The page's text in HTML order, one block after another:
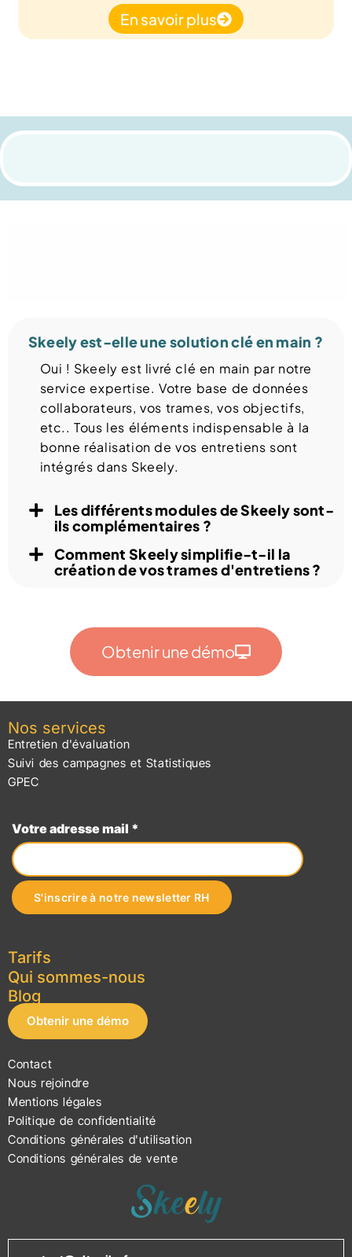
En savoir plus
Skeely est-elle une solution clé en main ?
Oui ! Skeely est livré clé en main par notre
service expertise. Votre base de données
collaborateurs, vos trames, vos objectifs,
etc.. Tous les éléments indispensable à la
bonne réalisation de vos entretiens sont
intégrés dans Skeely.
Les différents modules de Skeely sont-
ils complémentaires ?
Comment Skeely simplifie-t-il la
création de vos trames d'entretiens ?
Obtenir une démo
Nos services
Entretien d'évaluation
Suivi des campagnes et Statistiques
GPEC
Votre adresse mail *
Tarifs
Qui sommes-nous
Blog
Obtenir une démo
Contact
Nous rejoindre
Mentions légales
Politique de confidentialité
Conditions générales d'utilisation
Conditions générales de vente